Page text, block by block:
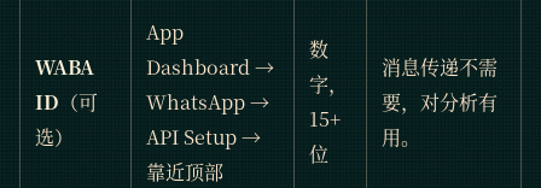
WABA
ID （可
选）
App
Dashboard →
WhatsApp →
API Setup →
靠近顶部
数
字，
15+
位
消息传递不需
要，对分析有
用。